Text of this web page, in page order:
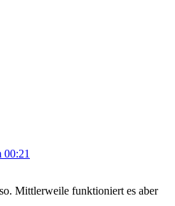
Mittlerweile funktioniert es aber